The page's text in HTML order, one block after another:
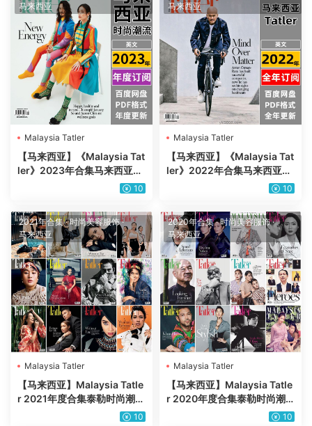
马来西亚
Malaysia Tatler
【马来西亚】《Malaysia Tat
ler》2023年合集马来西亚时
尚生活美食旅行服饰穿搭pdf
10
马来西亚
Malaysia Tatler
【马来西亚】《Malaysia Tat
ler》2022年合集马来西亚时
尚生活美食旅行服饰穿搭pdf
10
2021年合集·时尚美容服饰·
马来西亚
Malaysia Tatler
【马来西亚】Malaysia Tatle
r 2021年度合集泰勒时尚潮流
服饰穿搭高清pdf杂志（1210
2020年合集·时尚美容服饰·
马来西亚
Malaysia Tatler
【马来西亚】Malaysia Tatle
r 2020年度合集泰勒时尚潮
流服饰穿搭高清pdf杂志（12
10